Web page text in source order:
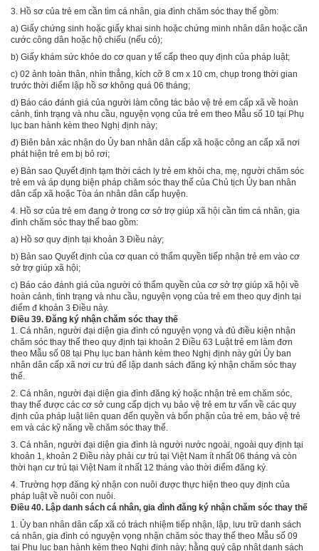
3. Hồ sơ của trẻ em cần tìm cá nhân, gia đình chăm sóc thay thế gồm:
a) Giấy chứng sinh hoặc giấy khai sinh hoặc chứng minh nhân dân hoặc căn
cước công dân hoặc hộ chiếu (nếu có);
b) Giấy khám sức khỏe do cơ quan y tế cấp theo quy định của pháp luật;
c) 02 ảnh toàn thân, nhìn thẳng, kích cỡ 8 cm x 10 cm, chụp trong thời gian
trước thời điểm lập hồ sơ không quá 06 tháng;
d) Báo cáo đánh giá của người làm công tác bảo vệ trẻ em cấp xã về hoàn
cảnh, tình trạng và nhu cầu, nguyện vọng của trẻ em theo Mẫu số 10 tại Phụ
lục ban hành kèm theo Nghị định này;
đ) Biên bản xác nhận do Ủy ban nhân dân cấp xã hoặc công an cấp xã nơi
phát hiện trẻ em bị bỏ rơi;
e) Bản sao Quyết định tạm thời cách ly trẻ em khỏi cha, mẹ, người chăm sóc
trẻ em và áp dụng biện pháp chăm sóc thay thế của Chủ tịch Ủy ban nhân
dân cấp xã hoặc Tòa án nhân dân cấp huyện.
4. Hồ sơ của trẻ em đang ở trong cơ sở trợ giúp xã hội cần tìm cá nhân, gia
đình chăm sóc thay thế bao gồm:
a) Hồ sơ quy định tại khoản 3 Điều này;
b) Bản sao Quyết định của cơ quan có thẩm quyền tiếp nhận trẻ em vào cơ
sở trợ giúp xã hội;
c) Báo cáo đánh giá của người có thẩm quyền của cơ sở trợ giúp xã hội về
hoàn cảnh, tình trạng và nhu cầu, nguyện vọng của trẻ em theo quy định tại
điểm đ khoản 3 Điều này.
Điều 39. Đăng ký nhận chăm sóc thay thế
1. Cá nhân, người đại diện gia đình có nguyện vọng và đủ điều kiện nhận
chăm sóc thay thế theo quy định tại khoản 2 Điều 63 Luật trẻ em làm đơn
theo Mẫu số 08 tại Phụ lục ban hành kèm theo Nghị định này gửi Ủy ban
nhân dân cấp xã nơi cư trú để lập danh sách đăng ký nhận chăm sóc thay
thế.
2. Cá nhân, người đại diện gia đình đăng ký hoặc nhận trẻ em chăm sóc,
thay thế được các cơ sở cung cấp dịch vụ bảo vệ trẻ em tư vấn về các quy
định của pháp luật liên quan đến quyền và bổn phận của trẻ em, bảo vệ trẻ
em và các kỹ năng về chăm sóc thay thế.
3. Cá nhân, người đại diện gia đình là người nước ngoài, ngoài quy định tại
khoản 1, khoản 2 Điều này phải cư trú tại Việt Nam ít nhất 06 tháng và còn
thời hạn cư trú tại Việt Nam ít nhất 12 tháng vào thời điểm đăng ký.
4. Trường hợp đăng ký nhận con nuôi được thực hiện theo quy định của
pháp luật về nuôi con nuôi.
Điều 40. Lập danh sách cá nhân, gia đình đăng ký nhận chăm sóc thay thế
1. Ủy ban nhân dân cấp xã có trách nhiệm tiếp nhận, lập, lưu trữ danh sách
cá nhân, gia đình có nguyện vọng nhận chăm sóc thay thế theo Mẫu số 09
tại Phụ lục ban hành kèm theo Nghị định này; hằng quý cập nhật danh sách